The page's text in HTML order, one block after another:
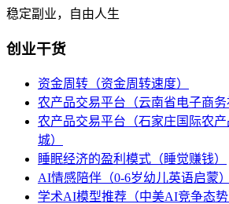
稳定副业，自由人生
创业干货
资金周转（资金周转速度）
农产品交易平台（云南省电子商务
农产品交易平台（石家庄国际农
城）
睡眠经济的盈利模式（睡觉赚钱）
AI情感陪伴（0-6岁幼儿英语启蒙）
学术AI模型推荐（中美AI竞争态势